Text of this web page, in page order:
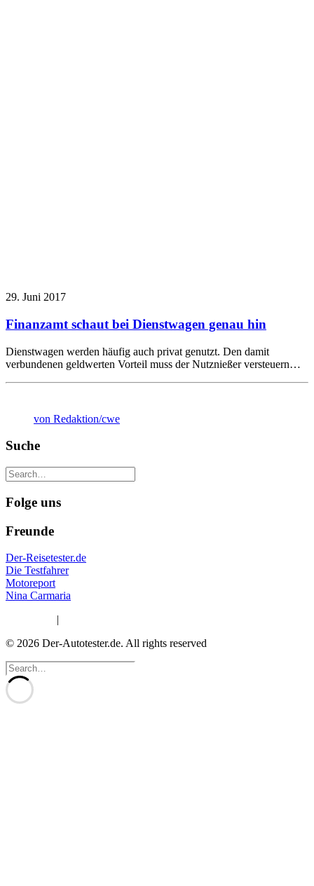
29. Juni 2017
Finanzamt schaut bei Dienstwagen genau hin
Dienstwagen werden häufig auch privat genutzt. Den damit
verbundenen geldwerten Vorteil muss der Nutznießer versteuern…
von Redaktion/cwe
Suche
Folge uns
Freunde
Der-Reisetester.de
Die Testfahrer
Motoreport
Nina Carmaria
|
© 2026 Der-Autotester.de. All rights reserved